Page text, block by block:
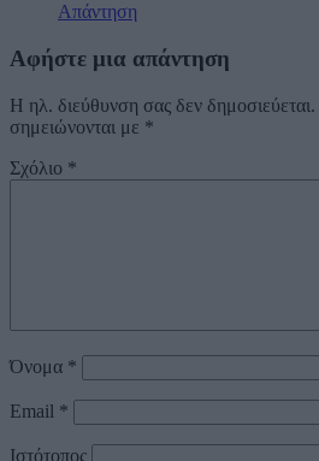
Απάντηση
Αφήστε μια απάντηση
Η ηλ. διεύθυνση σας δεν δημοσιεύεται.
σημειώνονται με *
Σχόλιο *
Όνομα *
Email *
Ιστότοπος